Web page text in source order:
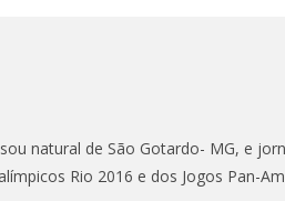
natural de São Gotardo- MG, e
Rio 2016 e dos Jogos Pan-